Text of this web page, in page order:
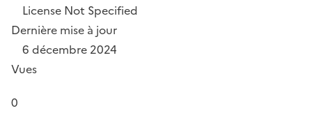
License Not Specified
Dernière mise à jour
6 décembre 2024
Vues
0